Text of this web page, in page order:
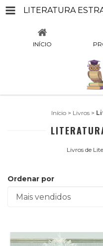
LITERATURA
INÍCIO
Início > Livros >
Livros de
Ordenar por